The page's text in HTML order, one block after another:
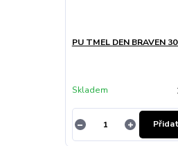
PU TMEL DEN BRAVEN
Skladem